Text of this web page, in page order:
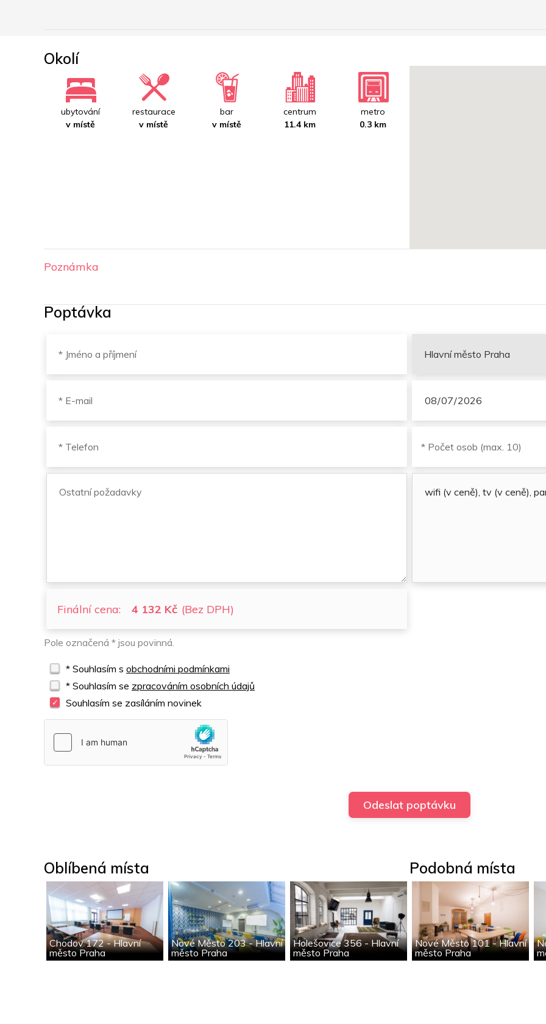
Okolí
ubytování
v místě
restaurace
v místě
bar
v místě
centrum
11.4 km
metro
0.3 km
Poznámka
Poptávka
Finální cena: 4 132 Kč (Bez DPH)
Pole označená * jsou povinná.
* Souhlasím s obchodními podmínkami
* Souhlasím se zpracováním osobních údajů
Souhlasím se zasíláním novinek
Oblíbená místa
Chodov 172 - Hlavní
město Praha
Nové Město 203 - Hlavní
město Praha
Holešovice 356 - Hlavní
město Praha
Podobná místa
Nové Město 101 - Hlavní
město Praha